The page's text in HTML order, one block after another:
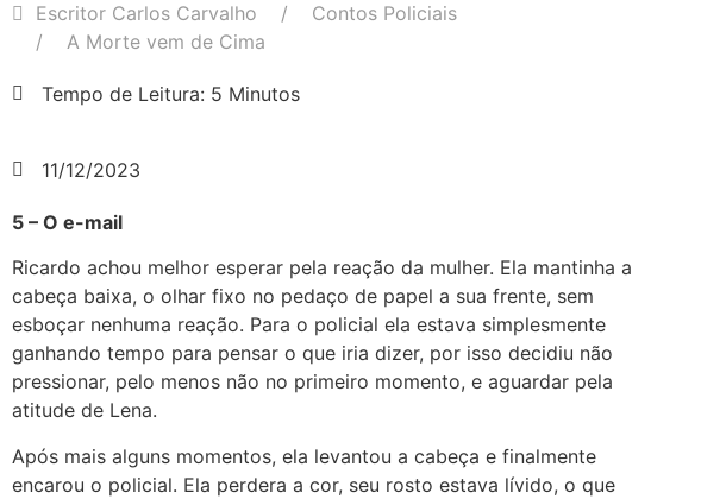
Escritor Carlos Carvalho
Contos Policiais
A Morte vem de Cima
Tempo de Leitura: 5 Minutos
11/12/2023
5 – O e-mail
Ricardo achou melhor esperar pela reação da mulher. Ela mantinha a
cabeça baixa, o olhar fixo no pedaço de papel a sua frente, sem
esboçar nenhuma reação. Para o policial ela estava simplesmente
ganhando tempo para pensar o que iria dizer, por isso decidiu não
pressionar, pelo menos não no primeiro momento, e aguardar pela
atitude de Lena.
Após mais alguns momentos, ela levantou a cabeça e finalmente
encarou o policial. Ela perdera a cor, seu rosto estava lívido, o que